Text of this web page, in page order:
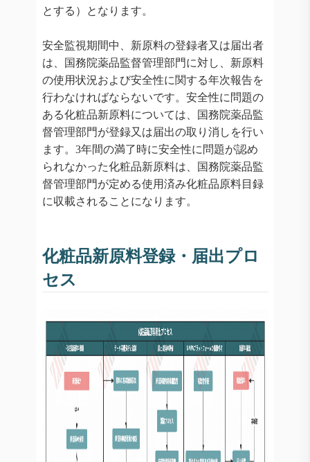
とする）となります。
安全監視期間中、新原料の登録者又は届出者
は、国務院薬品監督管理部門に対し、新原料
の使用状況および安全性に関する年次報告を
行わなければならないです。安全性に問題の
ある化粧品新原料については、国務院薬品監
督管理部門が登録又は届出の取り消しを行い
ます。3年間の満了時に安全性に問題が認め
られなかった化粧品新原料は、国務院薬品監
督管理部門が定める使用済み化粧品原料目録
に収載されることになります。
化粧品新原料登録・届出プロ
セス